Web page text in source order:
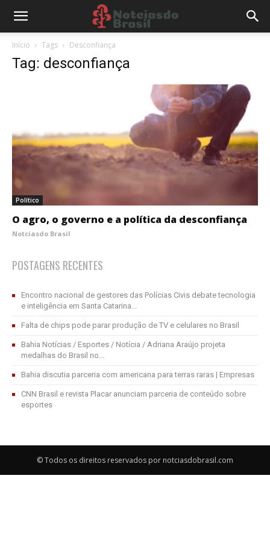
Início Tags Desconfiança
Tag: desconfiança
Político
O agro, o governo e a política da desconfiança
Notciasdo Brasil
POSTAGENS RECENTES
Encontro nacional de gestores das Polícias Civis debate tecnologia
e inteligência em Santa Catarina...
Falta de chips pode parar produção de TV e celulares no Brasil
Bahia Notícias / Esportes / Notícia / Adriana Araújo projeta
medalhas do Brasil no...
Bahia discutia parceria com americana para terras raras | Empresas
CNN Brasil e revista Placar anunciam parceria de conteúdo sobre
esportes
© Todos os direitos reservados por notciasdobrasil.com